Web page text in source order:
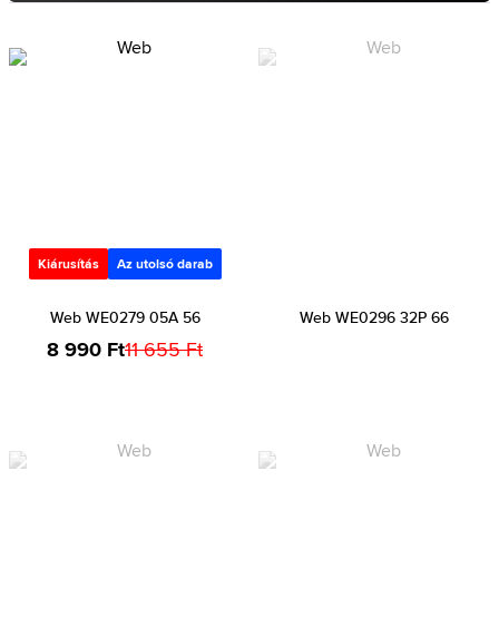
Kiárusítás Az utolsó darab
Web WE0279 05A 56
8 990 Ft11 655 Ft
Web WE0296 32P 66